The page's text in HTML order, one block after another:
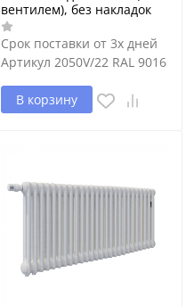
вентилем), без накладок
Срок поставки от 3х дней
Артикул 2050V/22 RAL 9016
В корзину